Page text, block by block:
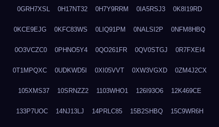
0GRH7XSL 0H17NT32 0H7Y9RRM 0IA5RSJ3 0K8I19RD
0KCE9EJG 0KFC83WS 0LIQ91PM 0NALSI2P 0NFM8HBQ
0O3VCZC0 0PHNO5Y4 0QO261FR 0QV0STGJ 0R7FXEI4
0T1MPQXC 0UDKWD5I 0XI05VVT 0XW3VGXD 0ZM4J2CX
105XMS37 10SRNZZ2 1103WHO1 126I93O6 12K469CE
133P7UOC 14NJ13LJ 14PRLC85 15B2SHBQ 15C9WR6H